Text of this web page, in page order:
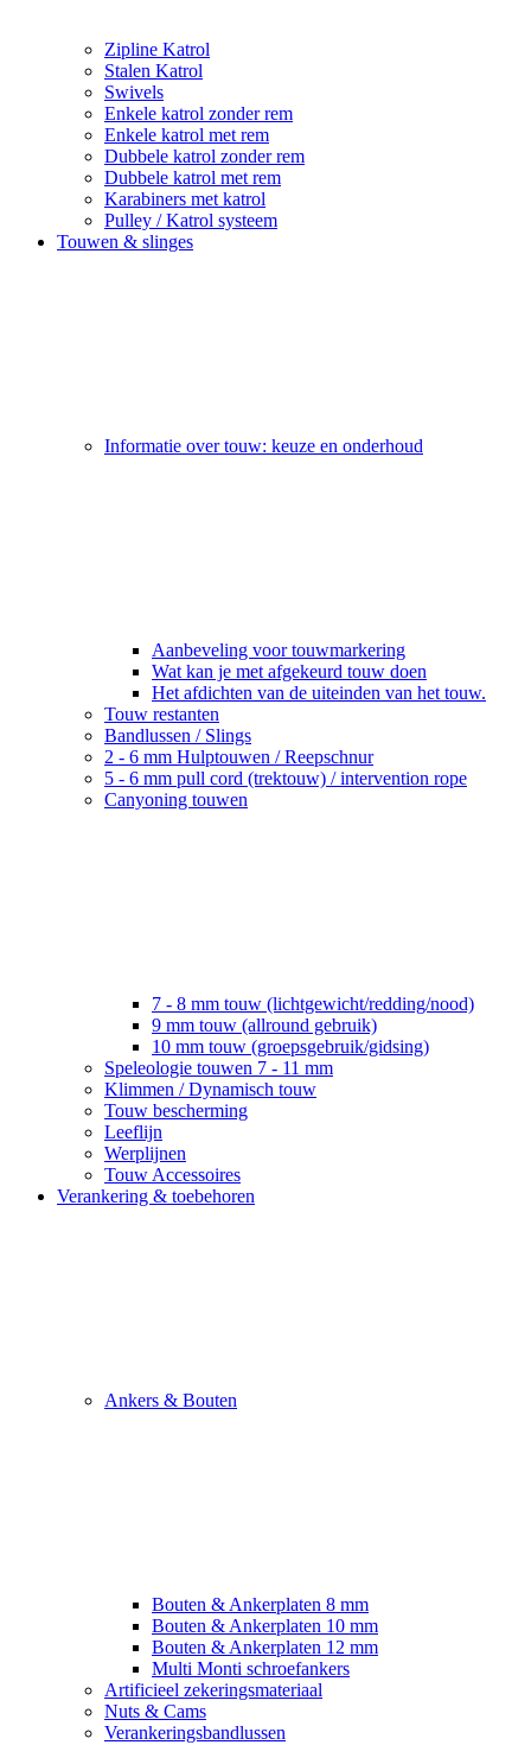
Zipline Katrol
Stalen Katrol
Swivels
Enkele katrol zonder rem
Enkele katrol met rem
Dubbele katrol zonder rem
Dubbele katrol met rem
Karabiners met katrol
Pulley / Katrol systeem
Touwen & slinges
Informatie over touw: keuze en onderhoud
Aanbeveling voor touwmarkering
Wat kan je met afgekeurd touw doen
Het afdichten van de uiteinden van het touw.
Touw restanten
Bandlussen / Slings
2 - 6 mm Hulptouwen / Reepschnur
5 - 6 mm pull cord (trektouw) / intervention rope
Canyoning touwen
7 - 8 mm touw (lichtgewicht/redding/nood)
9 mm touw (allround gebruik)
10 mm touw (groepsgebruik/gidsing)
Speleologie touwen 7 - 11 mm
Klimmen / Dynamisch touw
Touw bescherming
Leeflijn
Werplijnen
Touw Accessoires
Verankering & toebehoren
Ankers & Bouten
Bouten & Ankerplaten 8 mm
Bouten & Ankerplaten 10 mm
Bouten & Ankerplaten 12 mm
Multi Monti schroefankers
Artificieel zekeringsmateriaal
Nuts & Cams
Verankeringsbandlussen